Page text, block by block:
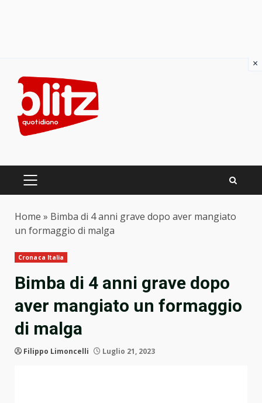
content
PRIMARY
Home » Bimba di 4 anni grave dopo aver mangiato
un formaggio di malga
Cronaca Italia
Bimba di 4 anni grave dopo
aver mangiato un formaggio
di malga
Filippo Limoncelli Luglio 21, 2023
×